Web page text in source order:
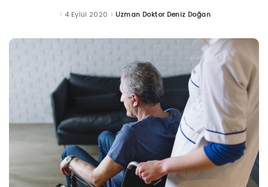
4 Eylül 2020 Posted
Uzman Doktor Deniz Doğan